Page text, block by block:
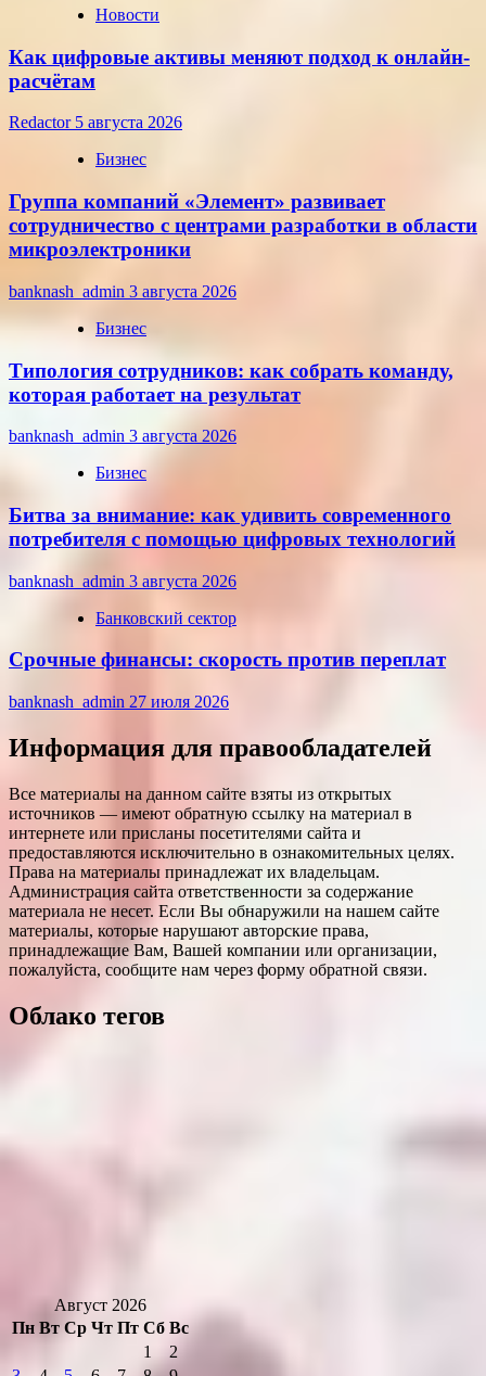
Новости
Как цифровые активы меняют подход к онлайн-
расчётам
Redactor 5 августа 2026
Бизнес
Группа компаний «Элемент» развивает
сотрудничество с центрами разработки в области
микроэлектроники
banknash_admin 3 августа 2026
Бизнес
Типология сотрудников: как собрать команду,
которая работает на результат
banknash_admin 3 августа 2026
Бизнес
Битва за внимание: как удивить современного
потребителя с помощью цифровых технологий
banknash_admin 3 августа 2026
Банковский сектор
Срочные финансы: скорость против переплат
banknash_admin 27 июля 2026
Информация для правообладателей
Все материалы на данном сайте взяты из открытых
источников — имеют обратную ссылку на материал в
интернете или присланы посетителями сайта и
предоставляются исключительно в ознакомительных целях.
Права на материалы принадлежат их владельцам.
Администрация сайта ответственности за содержание
материала не несет. Если Вы обнаружили на нашем сайте
материалы, которые нарушают авторские права,
принадлежащие Вам, Вашей компании или организации,
пожалуйста, сообщите нам через форму обратной связи.
Облако тегов
Август 2026
Пн Вт Ср Чт Пт Сб Вс
1
2